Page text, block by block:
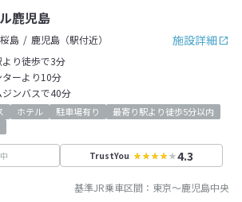
鹿児島
施設詳細
島
鹿児島（駅付近）
り徒歩で3分
ーより10分
ンバスで40分
ホテル 駐車場有り
最寄り駅より徒歩5分以内
TrustYou 4.3
基準JR乗車区間： 東京～鹿児島中央